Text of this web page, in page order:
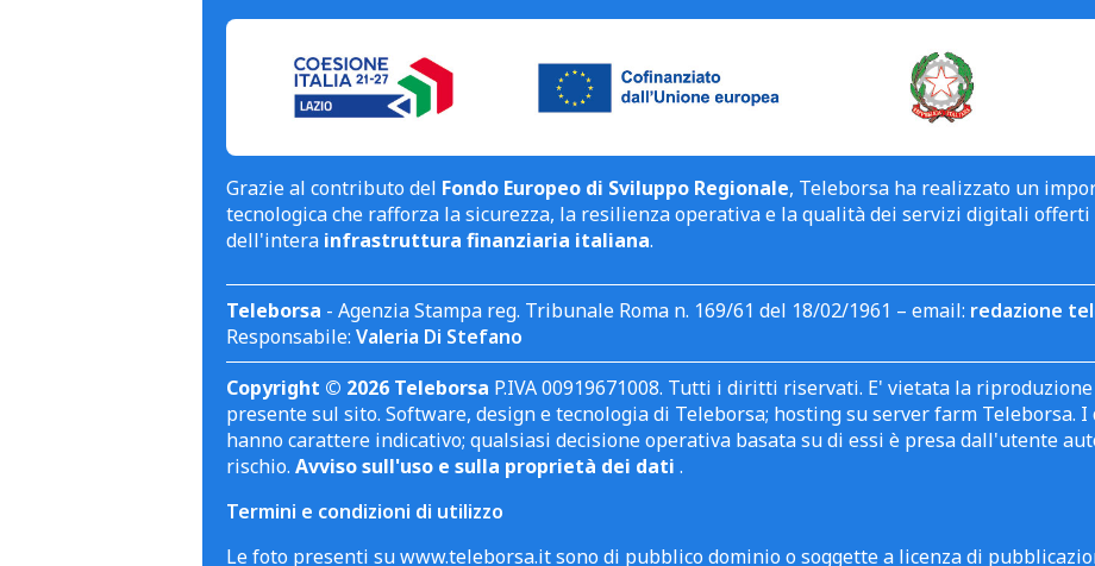
Grazie al contributo del Fondo Europeo di Sviluppo Regionale, Teleborsa ha realizzato un
tecnologica che rafforza la sicurezza, la resilienza operativa e la qualità dei servizi digitali
dell'intera infrastruttura finanziaria italiana.
Teleborsa - Agenzia Stampa reg. Tribunale Roma n. 169/61 del 18/02/1961 – email: redazione
Responsabile: Valeria Di Stefano
Copyright © 2026 Teleborsa P.IVA 00919671008. Tutti i diritti riservati. E' vietata la
presente sul sito. Software, design e tecnologia di Teleborsa; hosting su server farm Teleborsa.
hanno carattere indicativo; qualsiasi decisione operativa basata su di essi è presa dall'utente
rischio. Avviso sull'uso e sulla proprietà dei dati .
Termini e condizioni di utilizzo
Le foto presenti su www.teleborsa.it sono di pubblico dominio o soggette a licenza di